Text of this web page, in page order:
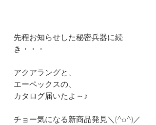
先程お知らせした秘密兵器に続
き・・・
アクアラングと、
エーペックスの、
カタログ届いたよ～♪
チョー気になる新商品発見＼(^o^)／